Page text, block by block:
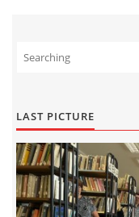
LAST PICTURE